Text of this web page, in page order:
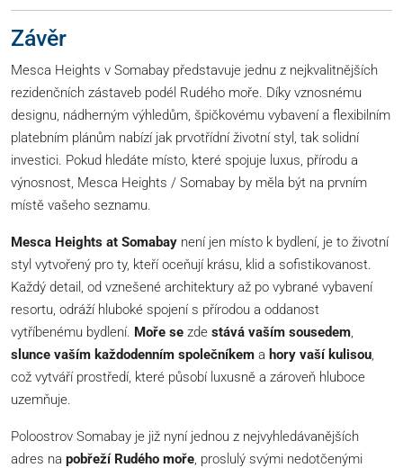
Závěr
Mesca Heights v Somabay představuje jednu z nejkvalitnějších
rezidenčních zástaveb podél Rudého moře. Díky vznosnému
designu, nádherným výhledům, špičkovému vybavení a flexibilním
platebním plánům nabízí jak prvotřídní životní styl, tak solidní
investici. Pokud hledáte místo, které spojuje luxus, přírodu a
výnosnost, Mesca Heights / Somabay by měla být na prvním
místě vašeho seznamu.
Mesca Heights at Somabay není jen místo k bydlení, je to životní
styl vytvořený pro ty, kteří oceňují krásu, klid a sofistikovanost.
Každý detail, od vznešené architektury až po vybrané vybavení
resortu, odráží hluboké spojení s přírodou a oddanost
vytříbenému bydlení. Moře se zde stává vaším sousedem,
slunce vaším každodenním společníkem a hory vaší kulisou,
což vytváří prostředí, které působí luxusně a zároveň hluboce
uzemňuje.
Poloostrov Somabay je již nyní jednou z nejvyhledávanějších
adres na pobřeží Rudého moře, proslulý svými nedotčenými